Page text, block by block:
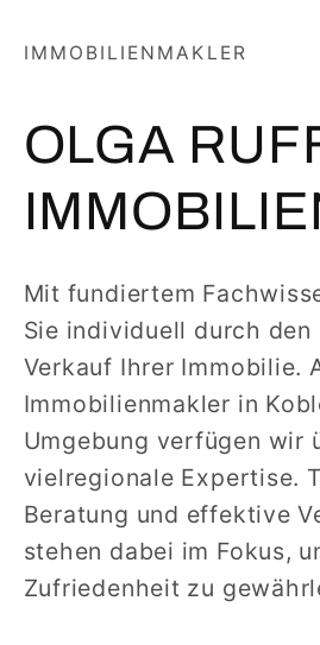
IMMOBILIENMAKLER
OLGA
Mit fundiertem
Sie individuell durch den
Verkauf Ihrer Immobilie.
Immobilienmakler in
Umgebung verfügen wir
vielregionale Expertise.
Beratung und effektive
stehen dabei im Fokus,
Zufriedenheit zu